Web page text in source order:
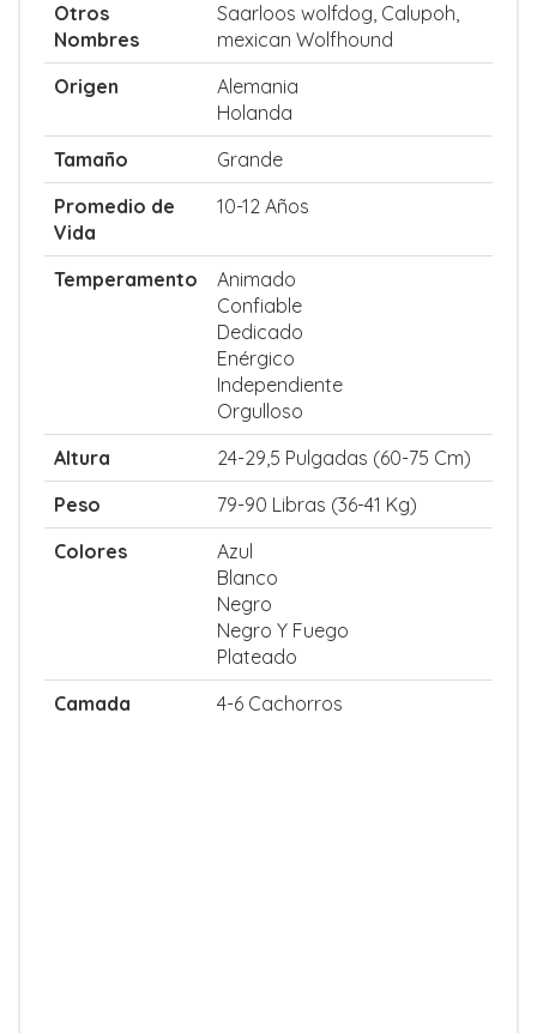
Otros
Nombres
Saarloos wolfdog, Calupoh,
mexican Wolfhound
Origen
Alemania
Holanda
Tamaño
Grande
Promedio de
Vida
10-12 Años
Temperamento
Animado
Confiable
Dedicado
Enérgico
Independiente
Orgulloso
Altura
24-29,5 Pulgadas (60-75 Cm)
Peso
79-90 Libras (36-41 Kg)
Colores
Azul
Blanco
Negro
Negro Y Fuego
Plateado
Camada
4-6 Cachorros